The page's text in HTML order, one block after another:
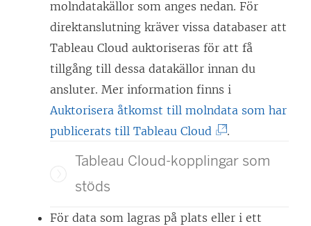
molndatakällor som anges nedan. För
direktanslutning kräver vissa databaser att
Tableau Cloud auktoriseras för att få
tillgång till dessa datakällor innan du
ansluter. Mer information finns i
Auktorisera åtkomst till molndata som har
publicerats till Tableau Cloud
k
.
Tableau Cloud-kopplingar som
stöds
För data som lagras på plats eller i ett